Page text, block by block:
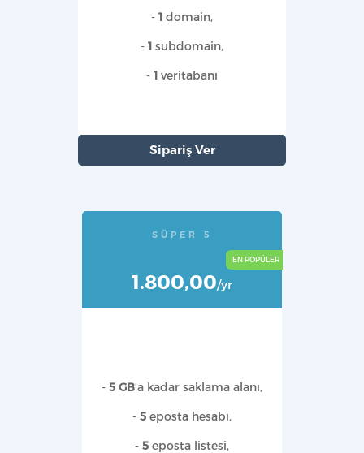
- 1 domain,
- 1 subdomain,
- 1 veritabanı
Sipariş Ver
SÜPER 5
1.800,00/yr
- 5 GB'a kadar saklama alanı,
- 5 eposta hesabı,
- 5 eposta listesi,